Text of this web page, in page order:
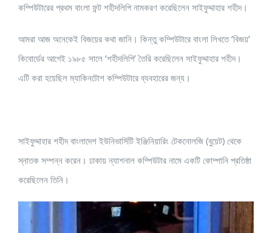
কম্পিউটারের প্রথম বাংলা ফন্ট শহীদলিপি নামকরণ করেছিলেন সাইফুদ্দাহার শহীদ।
আমরা আজ অনেকেই বিজয়ের কথা জানি। কিন্তু কম্পিউটারে বাংলা লিখতে ‘বিজয়’
কিবোর্ডের আগেই ১৯৮৫ সালে ‘শহীদলিপি’ তৈরি করেছিলেন সাইফুদ্দাহার শহীদ।
এটি করা হয়েছিল ম্যাকিনটোশ কম্পিউটারে ব্যবহারের জন্য।
সাইফুদ্দাহার শহীদ বাংলাদেশ ইউনিভার্সিটি ইঞ্জিনিয়ারিং টেকনোলজি (বুয়েট) থেকে
স্নাতক সম্পন্ন করেন। ঢাকায় ন্যাশনাল কম্পিউটার নামে একটি কোম্পানি প্রতিষ্ঠা
করেছিলেন তিনি।